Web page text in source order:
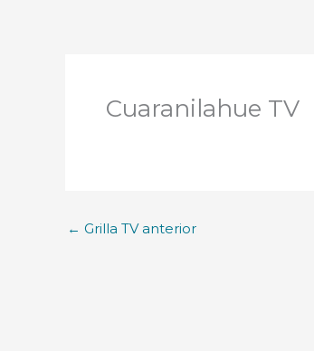
Cuaranilahue TV
← Grilla TV anterior